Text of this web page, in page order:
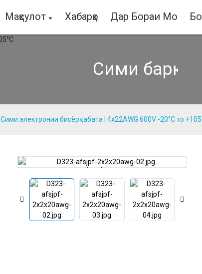
Маҳсулот Хабарҳо Дар Бораи Мо
Сими барқ
Сими электронии бисёрқабата | 4x22AWG 600V -20°C то
Loading...
Loading...